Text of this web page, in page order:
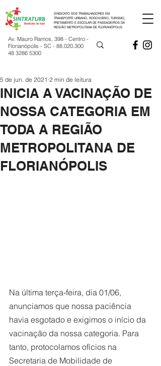
SINDICATO DOS TRABALHADORES EM
TRANSPORTE URBANO, RODOVIÁRIO, TURISMO,
FRETAMENTO E ESCOLAR DE PASSAGEIROS DA
REGIÃO METROPOLITANA DE FLORIANÓPOLIS
Av. Mauro Ramos, 398 - Centro -
Florianópolis - SC - 88.020.300
48 3286 5300
INICIA A VACINAÇÃO DE
NOSSA CATEGORIA EM
TODA A REGIÃO
METROPOLITANA DE
FLORIANÓPOLIS
5 de jun. de 2021 2 min de leitura
Na última terça-feira, dia 01/06,
anunciamos que nossa paciência
havia esgotado e exigimos o início da
vacinação da nossa categoria. Para
tanto, protocolamos ofícios na
Secretaria de Mobilidade de